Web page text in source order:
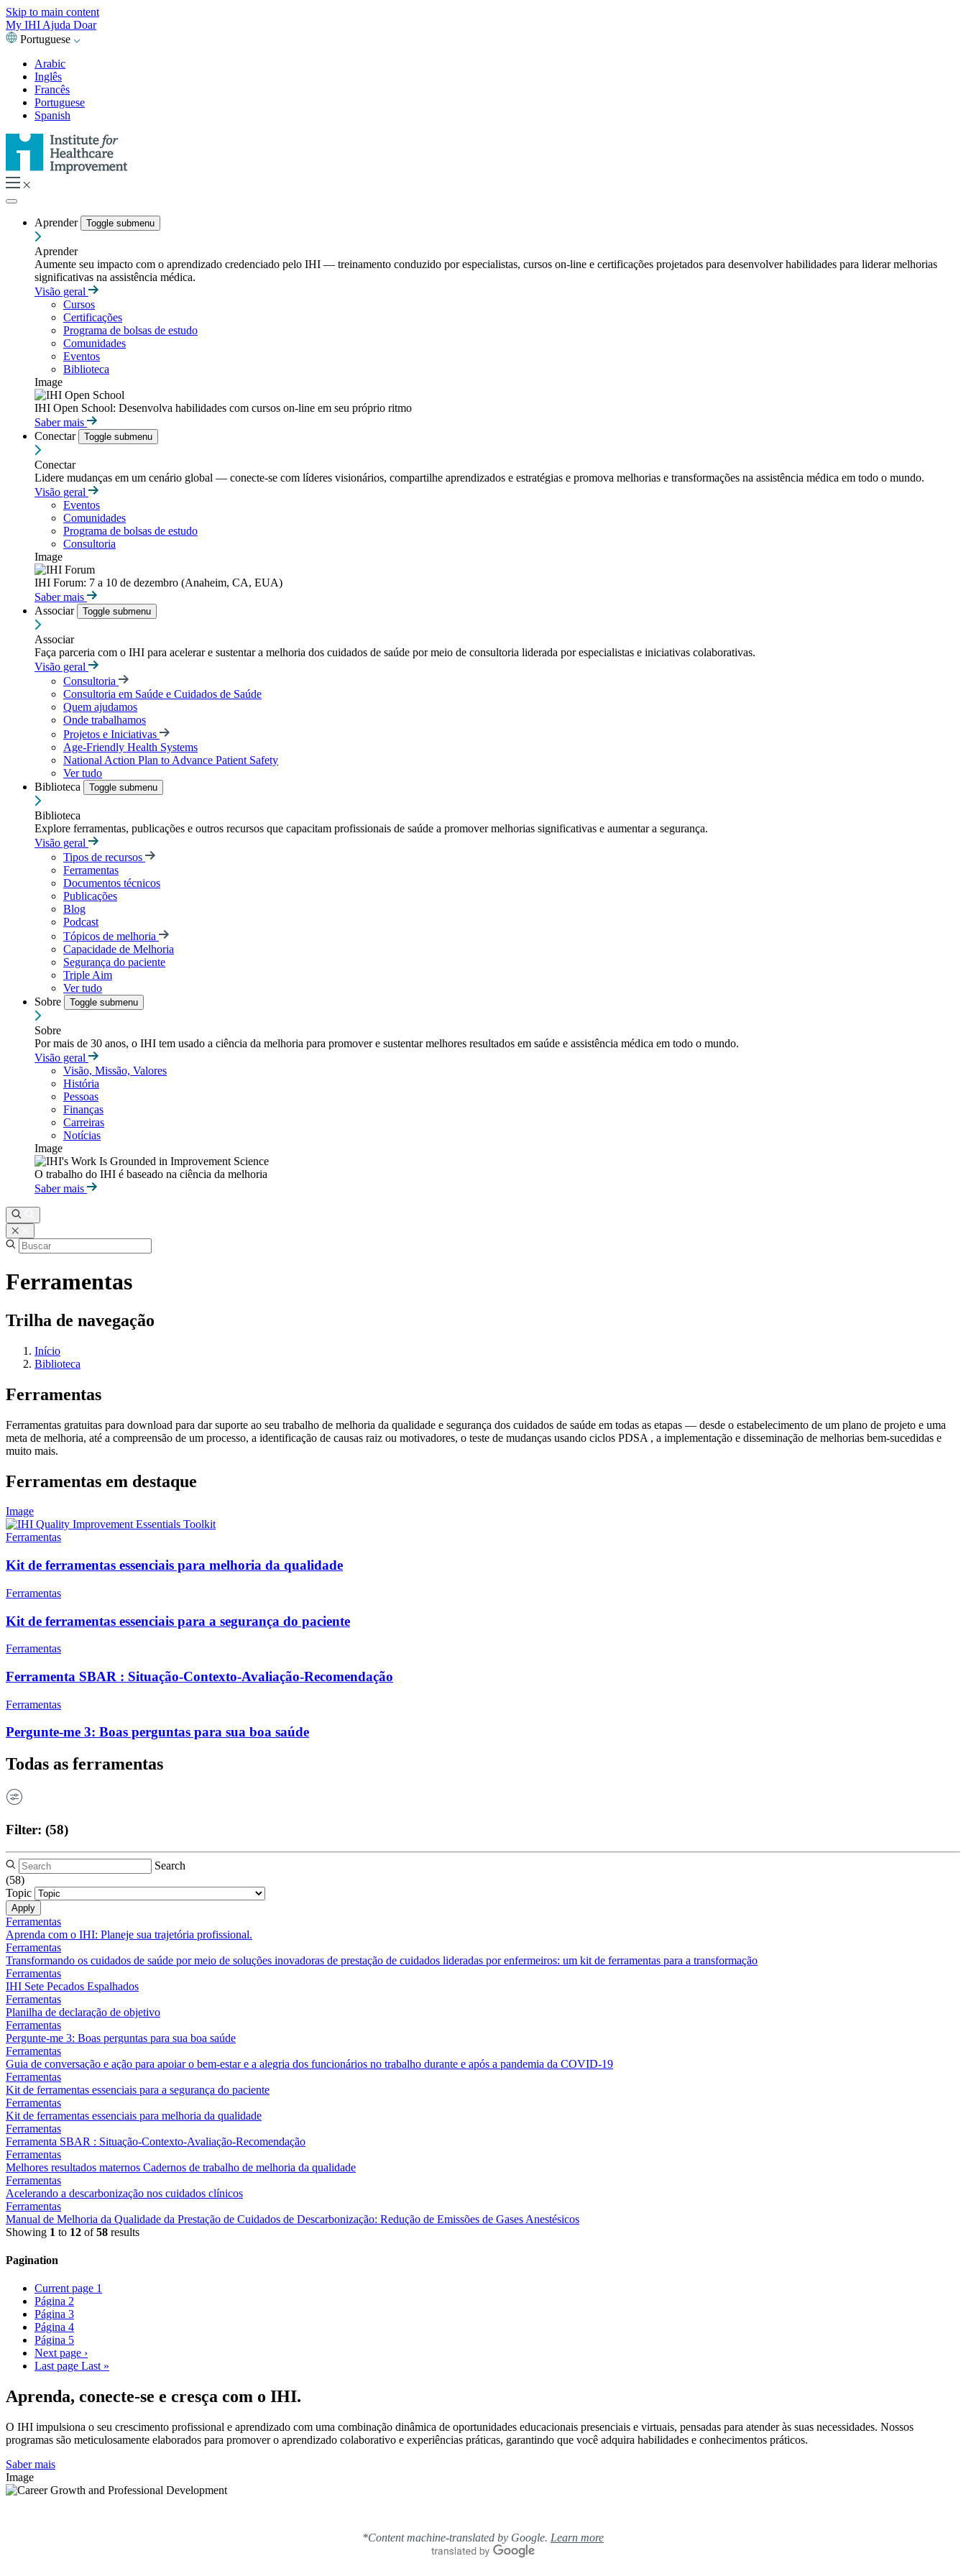
Skip to main content
My IHI Ajuda Doar
Portuguese
Arabic
Inglês
Francês
Portuguese
Spanish
Aprender Toggle submenu
Aprender
Aumente seu impacto com o aprendizado credenciado pelo IHI — treinamento conduzido por especialistas, cursos on-line e certificações projetados para desenvolver habilidades para liderar melhorias
significativas na assistência médica.
Visão geral
Cursos
Certificações
Programa de bolsas de estudo
Comunidades
Eventos
Biblioteca
Image
IHI Open School: Desenvolva habilidades com cursos on-line em seu próprio ritmo
Saber mais
Conectar
Toggle submenu
Conectar
Lidere mudanças em um cenário global — conecte-se com líderes visionários, compartilhe aprendizados e estratégias e promova melhorias e transformações na assistência médica em todo o mundo.
Visão geral
Eventos
Comunidades
Programa de bolsas de estudo
Consultoria
Image
IHI Forum: 7 a 10 de dezembro (Anaheim, CA, EUA)
Saber mais
Associar
Toggle submenu
Associar
Faça parceria com o IHI para acelerar e sustentar a melhoria dos cuidados de saúde por meio de consultoria liderada por especialistas e iniciativas colaborativas.
Visão geral
Consultoria
Consultoria em Saúde e Cuidados de Saúde
Quem ajudamos
Onde trabalhamos
Projetos e Iniciativas
Age-Friendly Health Systems
National Action Plan to Advance Patient Safety
Ver tudo
Biblioteca
Toggle submenu
Biblioteca
Explore ferramentas, publicações e outros recursos que capacitam profissionais de saúde a promover melhorias significativas e aumentar a segurança.
Visão geral
Tipos de recursos
Ferramentas
Documentos técnicos
Publicações
Blog
Podcast
Tópicos de melhoria
Capacidade de Melhoria
Segurança do paciente
Triple Aim
Ver tudo
Sobre
Toggle submenu
Sobre
Por mais de 30 anos, o IHI tem usado a ciência da melhoria para promover e sustentar melhores resultados em saúde e assistência médica em todo o mundo.
Visão geral
Visão, Missão, Valores
História
Pessoas
Finanças
Carreiras
Notícias
Image
O trabalho do IHI é baseado na ciência da melhoria
Saber mais
Ferramentas
Trilha de navegação
Início
Biblioteca
Ferramentas
Ferramentas gratuitas para download para dar suporte ao seu trabalho de melhoria da qualidade e segurança dos cuidados de saúde em todas as etapas — desde o estabelecimento de um plano de projeto e uma
meta de melhoria, até a compreensão de um processo, a identificação de causas raiz ou motivadores, o teste de mudanças usando ciclos PDSA , a implementação e disseminação de melhorias bem-sucedidas e
muito mais.
Ferramentas em destaque
Image
Ferramentas
Kit de ferramentas essenciais para melhoria da qualidade
Ferramentas
Kit de ferramentas essenciais para a segurança do paciente
Ferramentas
Ferramenta SBAR : Situação-Contexto-Avaliação-Recomendação
Ferramentas
Pergunte-me 3: Boas perguntas para sua boa saúde
Todas as ferramentas
Filter: (58)
Search
(58)
Topic
Ferramentas
Aprenda com o IHI: Planeje sua trajetória profissional.
Ferramentas
Transformando os cuidados de saúde por meio de soluções inovadoras de prestação de cuidados lideradas por enfermeiros: um kit de ferramentas para a transformação
Ferramentas
IHI Sete Pecados Espalhados
Ferramentas
Planilha de declaração de objetivo
Ferramentas
Pergunte-me 3: Boas perguntas para sua boa saúde
Ferramentas
Guia de conversação e ação para apoiar o bem-estar e a alegria dos funcionários no trabalho durante e após a pandemia da COVID-19
Ferramentas
Kit de ferramentas essenciais para a segurança do paciente
Ferramentas
Kit de ferramentas essenciais para melhoria da qualidade
Ferramentas
Ferramenta SBAR : Situação-Contexto-Avaliação-Recomendação
Ferramentas
Melhores resultados maternos Cadernos de trabalho de melhoria da qualidade
Ferramentas
Acelerando a descarbonização nos cuidados clínicos
Ferramentas
Manual de Melhoria da Qualidade da Prestação de Cuidados de Descarbonização: Redução de Emissões de Gases Anestésicos
Showing 1 to 12 of58 results
Pagination
Current page 1
Página 2
Página 3
Página 4
Página 5
Next page ›
Last page Last »
Aprenda, conecte-se e cresça com o IHI.
O IHI impulsiona o seu crescimento profissional e aprendizado com uma combinação dinâmica de oportunidades educacionais presenciais e virtuais, pensadas para atender às suas necessidades. Nossos
programas são meticulosamente elaborados para promover o aprendizado colaborativo e experiências práticas, garantindo que você adquira habilidades e conhecimentos práticos.
Saber mais
Image
*Content machine-translated by Google. Learn more